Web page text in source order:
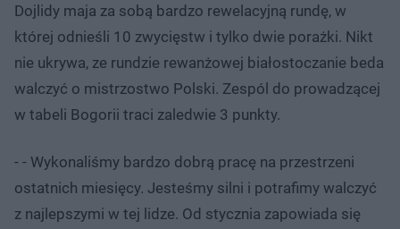
Dojlidy maja za sobą bardzo rewelacyjną rundę, w
której odnieśli 10 zwycięstw i tylko dwie porażki. Nikt
nie ukrywa, ze rundzie rewanżowej białostoczanie beda
walczyć o mistrzostwo Polski. Zespól do prowadzącej
w tabeli Bogorii traci zaledwie 3 punkty.
- - Wykonaliśmy bardzo dobrą pracę na przestrzeni
ostatnich miesięcy. Jesteśmy silni i potrafimy walczyć
z najlepszymi w tej lidze. Od stycznia zapowiada się